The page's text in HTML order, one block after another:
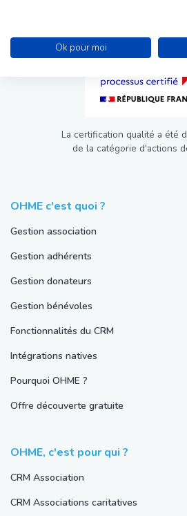
La certification qualité a été
de la catégorie d'actions
OHME c'est quoi ?
Gestion association
Gestion adhérents
Gestion donateurs
Gestion bénévoles
Fonctionnalités du CRM
Intégrations natives
Pourquoi OHME ?
Offre découverte gratuite
OHME, c'est pour qui ?
CRM Association
CRM Associations caritatives
Ok pour moi